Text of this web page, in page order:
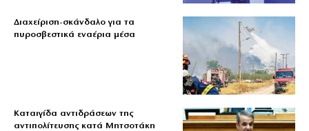
Διαχείριση-σκάνδαλο για τα
πυροσβεστικά εναέρια μέσα
Καταιγίδα αντιδράσεων της
αντιπολίτευσης κατά Μητσοτάκη